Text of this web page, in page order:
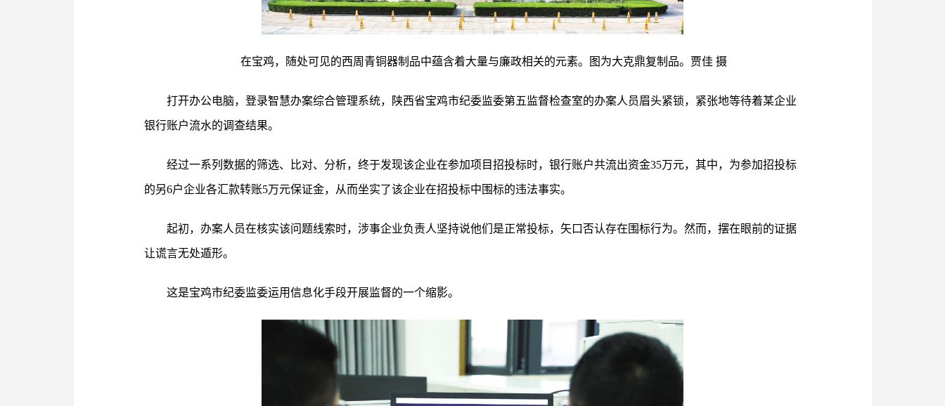
在宝鸡，随处可见的西周青铜器制品中蕴含着大量与廉政相关的元素。图为大克鼎复制品。贾佳 摄
打开办公电脑，登录智慧办案综合管理系统，陕西省宝鸡市纪委监委第五监督检查室的办案人员眉头紧锁，紧张地等待着某企业
银行账户流水的调查结果。
经过一系列数据的筛选、比对、分析，终于发现该企业在参加项目招投标时，银行账户共流出资金35万元，其中，为参加招投标
的另6户企业各汇款转账5万元保证金，从而坐实了该企业在招投标中围标的违法事实。
起初，办案人员在核实该问题线索时，涉事企业负责人坚持说他们是正常投标，矢口否认存在围标行为。然而，摆在眼前的证据
让谎言无处遁形。
这是宝鸡市纪委监委运用信息化手段开展监督的一个缩影。